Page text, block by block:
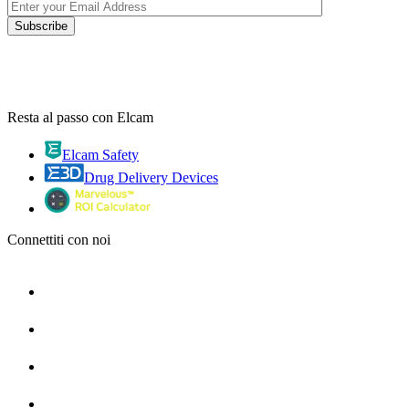
Resta al passo con Elcam
Elcam Safety
Drug Delivery Devices
Connettiti con noi